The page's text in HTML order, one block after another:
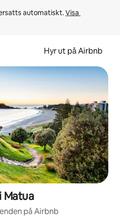
automatiskt. Visa
Hyr ut på Airbnb
Matua
på Airbnb